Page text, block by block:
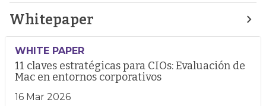
Whitepaper
WHITE PAPER
11 claves estratégicas para CIOs: Evaluación de
Mac en entornos corporativos
16 Mar 2026